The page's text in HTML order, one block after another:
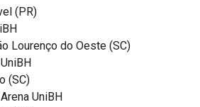
(PR)
Lourenço do Oeste (SC)
(SC)
UniBH